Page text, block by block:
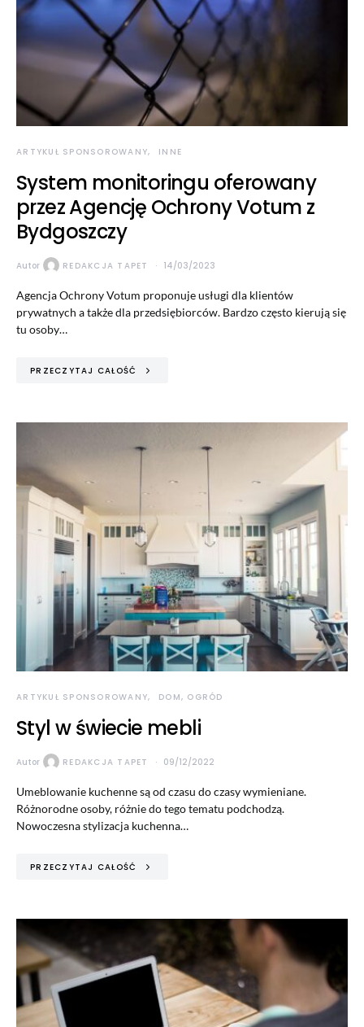
ARTYKUŁ SPONSOROWANY INNE
System monitoringu oferowany
przez Agencję Ochrony Votum z
Bydgoszczy
Autor REDAKCJA TAPET 14/03/2023
Agencja Ochrony Votum proponuje usługi dla klientów
prywatnych a także dla przedsiębiorców. Bardzo często kierują się
tu osoby…
PRZECZYTAJ CAŁOŚĆ
ARTYKUŁ SPONSOROWANY DOM, OGRÓD
Styl w świecie mebli
Autor REDAKCJA TAPET 09/12/2022
Umeblowanie kuchenne są od czasu do czasy wymieniane.
Różnorodne osoby, różnie do tego tematu podchodzą.
Nowoczesna stylizacja kuchenna…
PRZECZYTAJ CAŁOŚĆ